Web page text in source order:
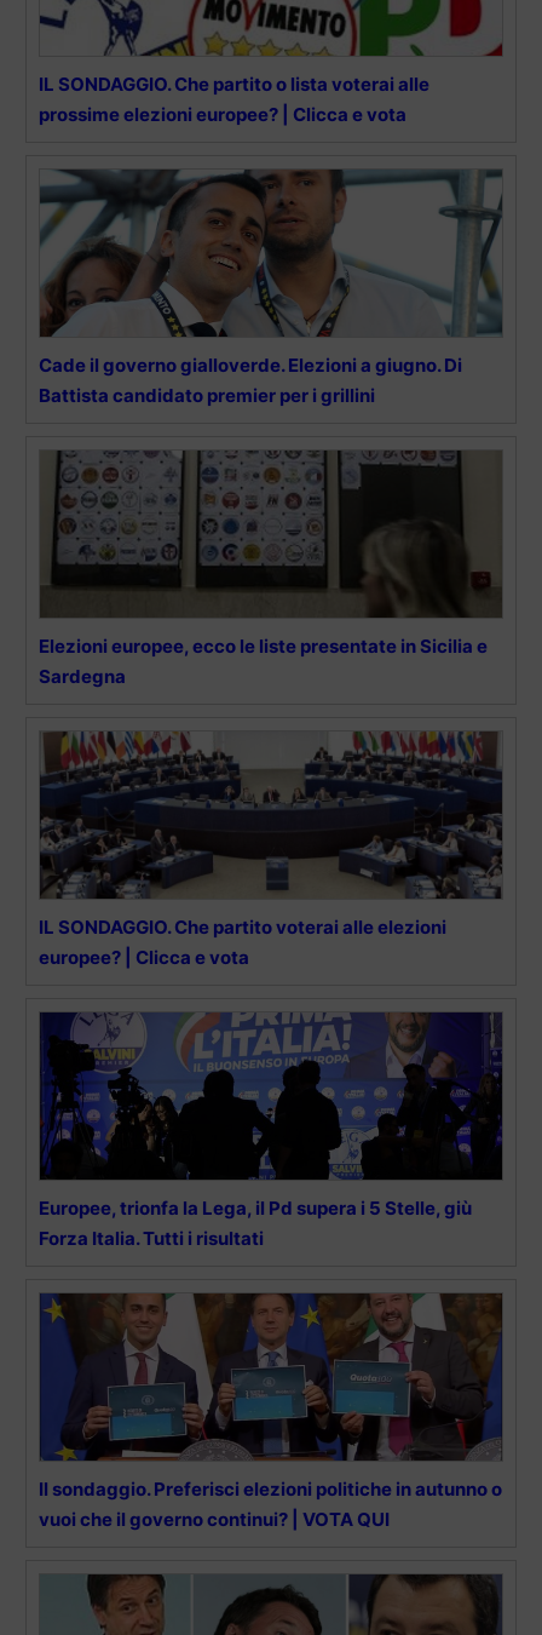
IL SONDAGGIO. Che partito o lista voterai alle
prossime elezioni europee? | Clicca e vota
Cade il governo gialloverde. Elezioni a giugno. Di
Battista candidato premier per i grillini
Elezioni europee, ecco le liste presentate in Sicilia e
Sardegna
IL SONDAGGIO. Che partito voterai alle elezioni
europee? | Clicca e vota
Europee, trionfa la Lega, il Pd supera i 5 Stelle, giù
Forza Italia. Tutti i risultati
Il sondaggio. Preferisci elezioni politiche in autunno o
vuoi che il governo continui? | VOTA QUI